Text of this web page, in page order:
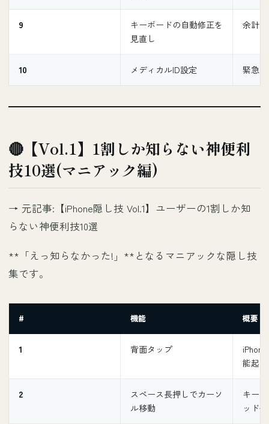
9
キーボードの自動修正を
見直し
余計
10 メディカルID設定 緊急
🔴【Vol.1】1割しか知らない神便利
技10選(マニアック編)
→ 元記事: 【iPhone隠し技 Vol.1】ユーザーの1割しか知
らない神便利技10選
**「えっ知らなかった!」**となるマニアックな隠し技
集です。
# 機能 概要
1 背面タップ
能起動
2
スペース長押しでカーソ
ル移動
キー
ッド化